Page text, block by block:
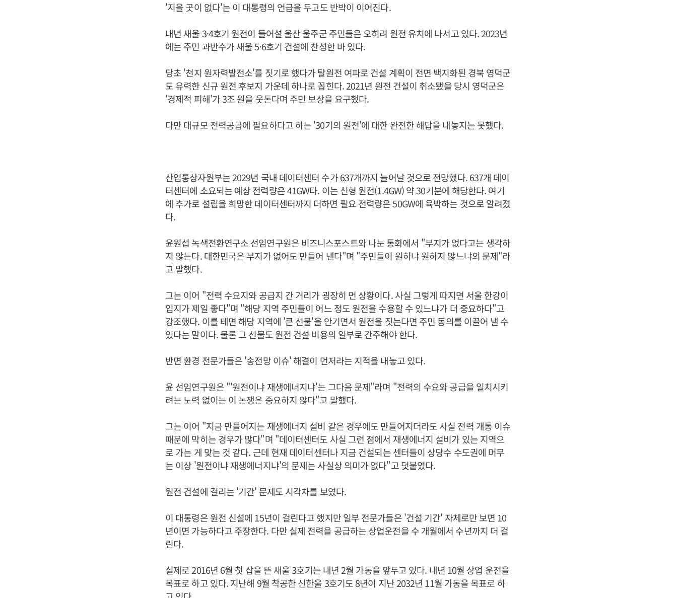
'지을 곳이 없다'는 이 대통령의 언급을 두고도 반박이 이어진다.
내년 새울 3·4호기 원전이 들어설 울산 울주군 주민들은 오히려 원전 유치에 나서고 있다. 2023년
에는 주민 과반수가 새울 5·6호기 건설에 찬성한 바 있다.
당초 '천지 원자력발전소'를 짓기로 했다가 탈원전 여파로 건설 계획이 전면 백지화된 경북 영덕군
도 유력한 신규 원전 후보지 가운데 하나로 꼽힌다. 2021년 원전 건설이 취소됐을 당시 영덕군은
'경제적 피해'가 3조 원을 웃돈다며 주민 보상을 요구했다.
다만 대규모 전력공급에 필요하다고 하는 '30기의 원전'에 대한 완전한 해답을 내놓지는 못했다.
산업통상자원부는 2029년 국내 데이터센터 수가 637개까지 늘어날 것으로 전망했다. 637개 데이
터센터에 소요되는 예상 전력량은 41GW다. 이는 신형 원전(1.4GW) 약 30기분에 해당한다. 여기
에 추가로 설립을 희망한 데이터센터까지 더하면 필요 전력량은 50GW에 육박하는 것으로 알려졌
다.
윤원섭 녹색전환연구소 선임연구원은 비즈니스포스트와 나눈 통화에서 "부지가 없다고는 생각하
지 않는다. 대한민국은 부지가 없어도 만들어 낸다"며 "주민들이 원하냐 원하지 않느냐의 문제"라
고 말했다.
그는 이어 "전력 수요지와 공급지 간 거리가 굉장히 먼 상황이다. 사실 그렇게 따지면 서울 한강이
입지가 제일 좋다"며 "해당 지역 주민들이 어느 정도 원전을 수용할 수 있느냐가 더 중요하다"고
강조했다. 이를 테면 해당 지역에 '큰 선물'을 안기면서 원전을 짓는다면 주민 동의를 이끌어 낼 수
있다는 말이다. 물론 그 선물도 원전 건설 비용의 일부로 간주해야 한다.
반면 환경 전문가들은 '송전망 이슈' 해결이 먼저라는 지적을 내놓고 있다.
윤 선임연구원은 "'원전이냐 재생에너지냐'는 그다음 문제"라며 "전력의 수요와 공급을 일치시키
려는 노력 없이는 이 논쟁은 중요하지 않다"고 말했다.
그는 이어 "지금 만들어지는 재생에너지 설비 같은 경우에도 만들어지더라도 사실 전력 개통 이슈
때문에 막히는 경우가 많다"며 "데이터센터도 사실 그런 점에서 재생에너지 설비가 있는 지역으
로 가는 게 맞는 것 같다. 근데 현재 데이터센터나 지금 건설되는 센터들이 상당수 수도권에 머무
는 이상 '원전이냐 재생에너지냐'의 문제는 사실상 의미가 없다"고 덧붙였다.
원전 건설에 걸리는 '기간' 문제도 시각차를 보였다.
이 대통령은 원전 신설에 15년이 걸린다고 했지만 일부 전문가들은 '건설 기간' 자체로만 보면 10
년이면 가능하다고 주장한다. 다만 실제 전력을 공급하는 상업운전을 수 개월에서 수년까지 더 걸
린다.
실제로 2016년 6월 첫 삽을 뜬 새울 3호기는 내년 2월 가동을 앞두고 있다. 내년 10월 상업 운전을
목표로 하고 있다. 지난해 9월 착공한 신한울 3호기도 8년이 지난 2032년 11월 가동을 목표로 하